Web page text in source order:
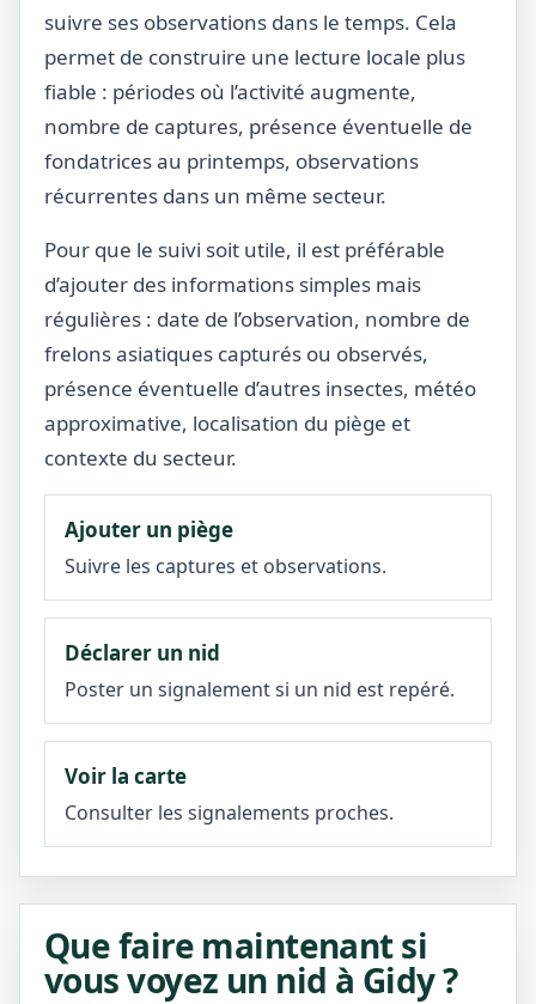
suivre ses observations dans le temps. Cela
permet de construire une lecture locale plus
fiable : périodes où l’activité augmente,
nombre de captures, présence éventuelle de
fondatrices au printemps, observations
récurrentes dans un même secteur.
Pour que le suivi soit utile, il est préférable
d’ajouter des informations simples mais
régulières : date de l’observation, nombre de
frelons asiatiques capturés ou observés,
présence éventuelle d’autres insectes, météo
approximative, localisation du piège et
contexte du secteur.
Ajouter un piège
Suivre les captures et observations.
Déclarer un nid
Poster un signalement si un nid est repéré.
Voir la carte
Consulter les signalements proches.
Que faire maintenant si
vous voyez un nid à Gidy ?